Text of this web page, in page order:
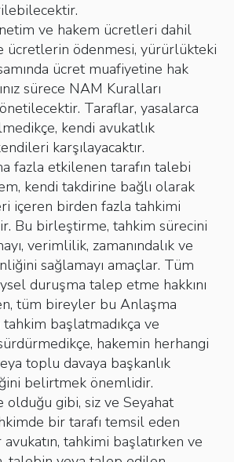
ve hakem ücretleri dahil
ücretlerin ödenmesi, yürürlükteki
ücret muafiyetine hak
sürece NAM Kuralları
Taraflar, yasalarca
kendi avukatlık
karşılayacaktır.
fazla etkilenen tarafın talebi
kendi takdirine bağlı olarak
içeren birden fazla tahkimi
Bu birleştirme, tahkim sürecini
verimlilik, zamanındalık ve
sağlamayı amaçlar. Tüm
duruşma talep etme hakkını
tüm bireyler bu Anlaşma
tahkim başlatmadıkça ve
hakemin herhangi
toplu davaya başkanlık
belirtmek önemlidir.
olduğu gibi, siz ve Seyahat
bir tarafı temsil eden
tahkimi başlatırken ve